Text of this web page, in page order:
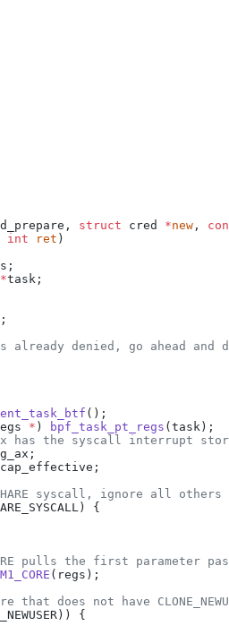
struct cred *new ,
int ret )
*task;
already denied, go ahead and
();
* ) bpf_task_pt_regs (task);
has the syscall interrupt
syscall, ignore all others
{
pulls the first parameter
(regs);
that does not have
{